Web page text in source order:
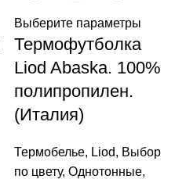
Выберите параметры
Термофутболка
Liod Abaska. 100%
полипропилен.
(Италия)
Термобелье, Liod, Выбор
по цвету, Однотонные,